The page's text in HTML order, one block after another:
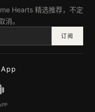
Hearts 精选推荐，不定
消。
订阅